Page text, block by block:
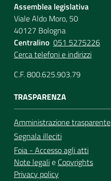
Assemblea legislativa
Viale Aldo Moro, 50
40127 Bologna
Centralino 051 5275226
Cerca telefoni e indirizzi
C.F. 800.625.903.79
TRASPARENZA
Amministrazione trasparente
Segnala illeciti
Foia - Accesso agli atti
Note legalie Copyrights
Privacy policy